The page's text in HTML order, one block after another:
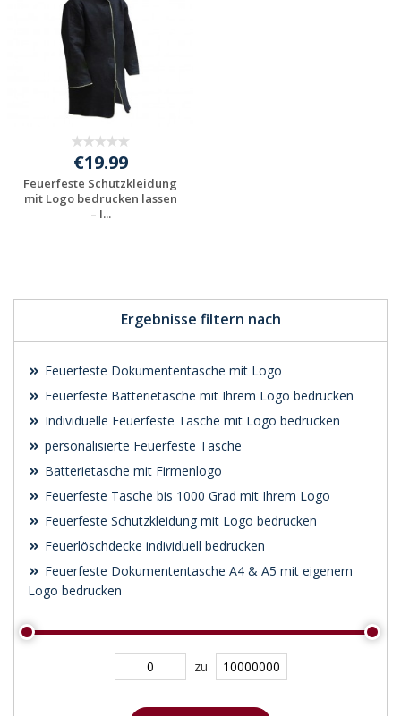
Ergebnisse filtern nach
Feuerfeste Dokumententasche mit Logo
Feuerfeste Batterietasche mit Ihrem Logo bedrucken
Individuelle Feuerfeste Tasche mit Logo bedrucken
personalisierte Feuerfeste Tasche
Batterietasche mit Firmenlogo
Feuerfeste Tasche bis 1000 Grad mit Ihrem Logo
Feuerfeste Schutzkleidung mit Logo bedrucken
Feuerlöschdecke individuell bedrucken
Feuerfeste Dokumententasche A4 & A5 mit eigenem
Logo bedrucken
zu
€19.99
Feuerfeste Schutzkleidung
mit Logo bedrucken lassen
– I...